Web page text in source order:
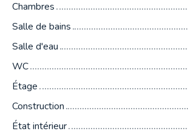
Chambres
Salle de bains
Salle d'eau
WC
Étage
Construction
État intérieur